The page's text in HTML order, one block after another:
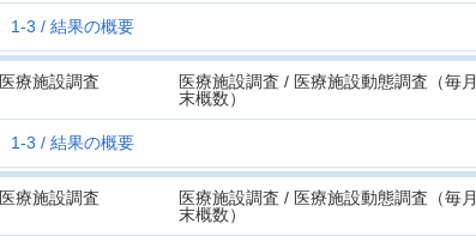
1-3 結果の概要
医療施設調査
医療施設調査 / 医療施設動態調査（毎月
末概数）
1-3 結果の概要
医療施設調査
医療施設調査 / 医療施設動態調査（毎月
末概数）